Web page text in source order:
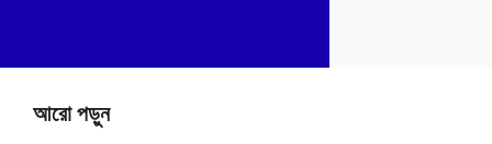
আরো পড়ুন